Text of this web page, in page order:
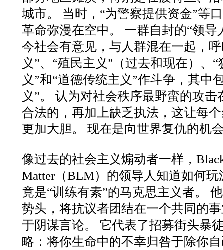
城市。 当时，“为警察提供资金”等
革命弥漫在空中。 一群自封的“领导
今社会有意见，与人群混在一起，
义”、“殖民主义”（过去和现在）、
义”和“道德传统主义”作斗争，其中
义”。 认为对社会秩序最野蛮的攻击
合法的，再加上缺乏执法，这让每
更加大胆。 现在是向世界复仇的机
像过去的社会主义煽动者一样，
Matter（BLM）的领导人知道如何
竟是“训练有素”的马克思主义者。
势头，将抗议者团结在一个共同的
于阴谋言论。 它代表了招募街头暴
略：将你生命中的不幸归咎于除你